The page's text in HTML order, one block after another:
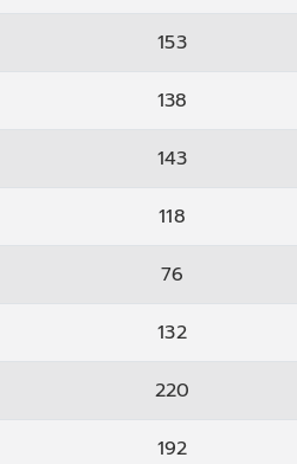
153
138
143
118
76
132
220
192